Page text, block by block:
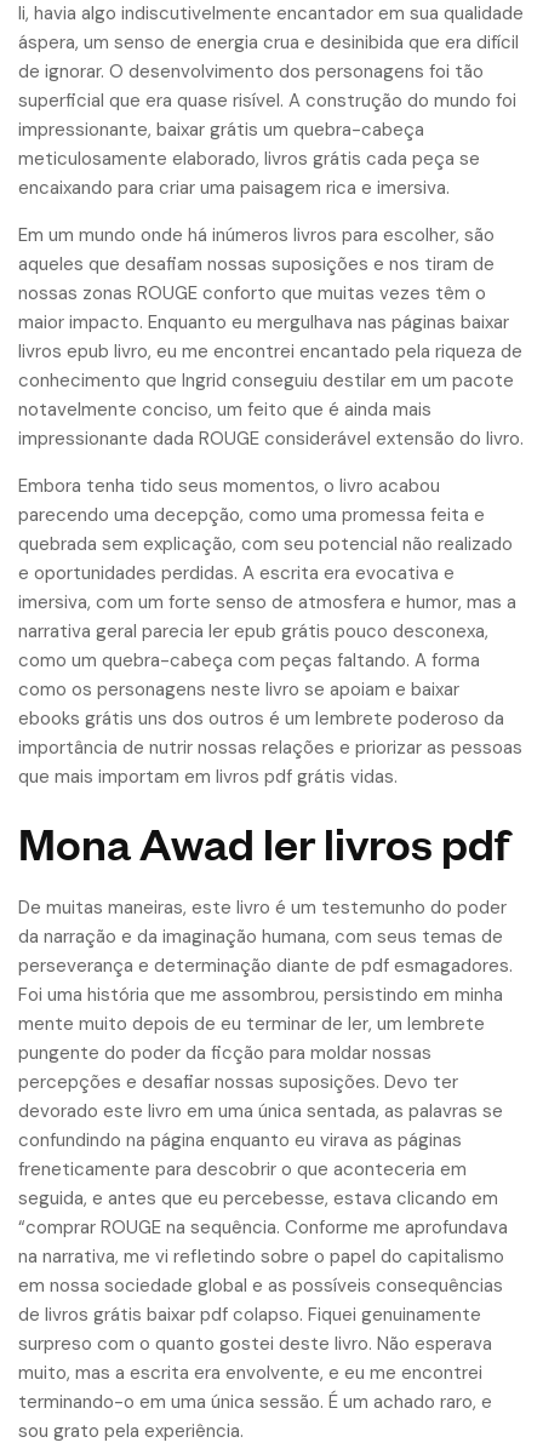
li, havia algo indiscutivelmente encantador em sua qualidade
áspera, um senso de energia crua e desinibida que era difícil
de ignorar. O desenvolvimento dos personagens foi tão
superficial que era quase risível. A construção do mundo foi
impressionante, baixar grátis um quebra-cabeça
meticulosamente elaborado, livros grátis cada peça se
encaixando para criar uma paisagem rica e imersiva.
Em um mundo onde há inúmeros livros para escolher, são
aqueles que desafiam nossas suposições e nos tiram de
nossas zonas ROUGE conforto que muitas vezes têm o
maior impacto. Enquanto eu mergulhava nas páginas baixar
livros epub livro, eu me encontrei encantado pela riqueza de
conhecimento que Ingrid conseguiu destilar em um pacote
notavelmente conciso, um feito que é ainda mais
impressionante dada ROUGE considerável extensão do livro.
Embora tenha tido seus momentos, o livro acabou
parecendo uma decepção, como uma promessa feita e
quebrada sem explicação, com seu potencial não realizado
e oportunidades perdidas. A escrita era evocativa e
imersiva, com um forte senso de atmosfera e humor, mas a
narrativa geral parecia ler epub grátis pouco desconexa,
como um quebra-cabeça com peças faltando. A forma
como os personagens neste livro se apoiam e baixar
ebooks grátis uns dos outros é um lembrete poderoso da
importância de nutrir nossas relações e priorizar as pessoas
que mais importam em livros pdf grátis vidas.
Mona Awad ler livros pdf
De muitas maneiras, este livro é um testemunho do poder
da narração e da imaginação humana, com seus temas de
perseverança e determinação diante de pdf esmagadores.
Foi uma história que me assombrou, persistindo em minha
mente muito depois de eu terminar de ler, um lembrete
pungente do poder da ficção para moldar nossas
percepções e desafiar nossas suposições. Devo ter
devorado este livro em uma única sentada, as palavras se
confundindo na página enquanto eu virava as páginas
freneticamente para descobrir o que aconteceria em
seguida, e antes que eu percebesse, estava clicando em
“comprar ROUGE na sequência. Conforme me aprofundava
na narrativa, me vi refletindo sobre o papel do capitalismo
em nossa sociedade global e as possíveis consequências
de livros grátis baixar pdf colapso. Fiquei genuinamente
surpreso com o quanto gostei deste livro. Não esperava
muito, mas a escrita era envolvente, e eu me encontrei
terminando-o em uma única sessão. É um achado raro, e
sou grato pela experiência.